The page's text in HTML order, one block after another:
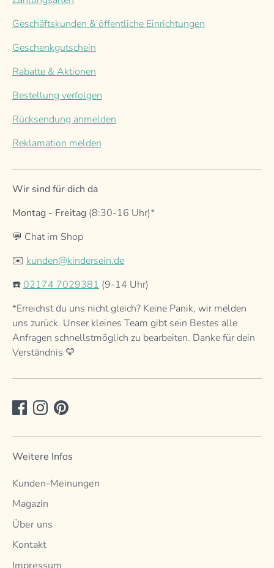
Geschäftskunden & öffentliche Einrichtungen
Geschenkgutschein
Rabatte & Aktionen
Bestellung verfolgen
Rücksendung anmelden
Reklamation melden
Wir sind für dich da
Montag - Freitag (8:30-16 Uhr)*
💬 Chat im Shop
✉️ kunden@kindersein.de
☎️ 02174 7029381 (9-14 Uhr)
*Erreichst du uns nicht gleich? Keine Panik, wir melden
uns zurück. Unser kleines Team gibt sein Bestes alle
Anfragen schnellstmöglich zu bearbeiten. Danke für dein
Verständnis 💛
Weitere Infos
Kunden-Meinungen
Magazin
Über uns
Kontakt